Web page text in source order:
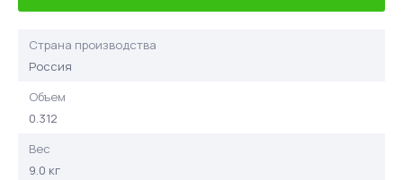
Страна производства
Россия
Объем
0.312
Вес
9.0 кг